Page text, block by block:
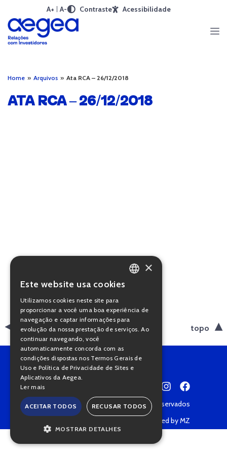
A+ A- Contraste Acessibilidade
Home » Arquivos » Ata RCA – 26/12/2018
ATA RCA – 26/12/2018
voltar topo
Copyright © 2022 • Todos os direitos reservados
Powered by MZ
PORTUGUESE
×
Este website usa cookies
Utilizamos cookies neste site para
proporcionar a você uma boa experiência de
navegação e captar informações para
evolução da nossa prestação de serviços. Ao
continuar navegando, você
automaticamente concorda com as
condições dispostas nos Termos Gerais de
Uso e Política de Privacidade de Sites e
Aplicativos da Aegea.
Ler mais
ACEITAR TODOS RECUSAR TODOS
MOSTRAR DETALHES